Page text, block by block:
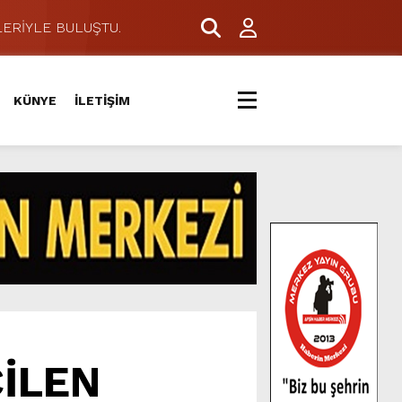
BULUŞTU.
KÜNYE İLETİŞİM